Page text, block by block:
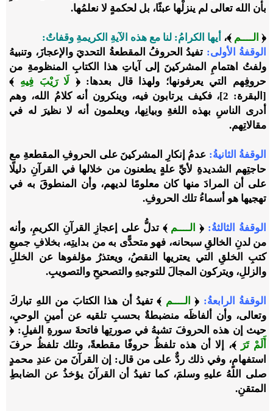
بأن الله تعالى لم ينزلْها عبثًا، بل لحكمةٍ لا نعلمُها.
﴿ الــــم ﴾، أيها الكرامُ: لنا مع هذه الآيةِ الكريمةِ وقفاتٌ:
الوقفةُ الأولى: تفيدُ الحروفُ المقطعةُ التحديَ والإعجازَ، وتنبيهُ
ولفتُ اهتمامِ المشركينَ إلى آياتِ هذا الكتابِ المنظومةِ من
حروفِهم التي يعرفونها؛ ولهذا قال بعدها: ﴿ لَا رَيْبَ فِيهِ ﴾
[البقرة: 2]، فكيف يرتابون فيه، وينكرون أنه كلامُ الله، وهم
أدرى الناسِ بهذه اللغةِ وبيانِها، ويعلمون أنه لا نظيرَ له في
مقالاتِهم.
الوقفةُ الثانيةُ: عدمُ إنكارِ المشركينَ على الحروفِ المقطعةِ مع
حاجتِهم الشديدةِ لأيِّ علةٍ يطعنون من خلالها في القرآنِ دليلًا
على أن المرادَ منها كان معلومًا لديهم، وأن المنطوقَ به في
تهجيها هو أسماءُ تلك الحروفِ.
الوقفةُ الثالثةُ: ﴿ الــــم ﴾ تدلُّ على إعجازِ القرآنِ الكريمِ، وأنه
من لدنِ الخالقِ سبحانه، فهو متحدًّى به من بدايتِه، بخلافِ جميعِ
كتبِ الخلقِ التي يعتريها النقصُ، ويعتذرُ مؤلفوها عن الخللِ
والزللِ، ويتركون المجالَ للتوجيهِ والتصحيحِ والتصويبِ.
الوقفةُ الرابعةُ: ﴿ الــــم ﴾ تفيدُ أن هذا الكتابَ من اللهِ تباركَ
وتعالى، وأن ألفاظَه منضبطةٌ بحسبِ تلقيه عن أمينِ الوحيِ،
حيث إن هذه الحروفَ تشبهُ في صورتِها فاتحةَ سورةِ الفيلِ: ﴿
أَلَمْ تَرَ ﴾، إلا أن هذه تلفظُ حروفًا مقطعةً، وتلك تلفظُ حرفَ
استفهامٍ، وفي ذلك ردٌّ على من قال: إن القرآنَ من عندِ محمدٍ
صلى اللهُ عليهِ وسلمَ، كما تفيدُ أن القرآنَ يؤخذُ عن الضابطِ
المتقنِ.